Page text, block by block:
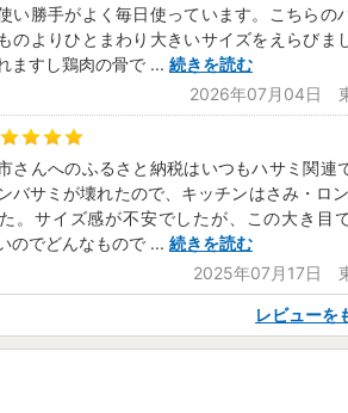
い勝手がよく毎日使っています。こちらの
のよりひとまわり大きいサイズをえらびま
ますし鶏肉の骨で ... 続きを読む
2026年07月04日
さんへのふるさと納税はいつもハサミ関連
バサミが壊れたので、キッチンはさみ・ロ
。サイズ感が不安でしたが、この大き目
のでどんなもので ... 続きを読む
2025年07月17日
レビューを